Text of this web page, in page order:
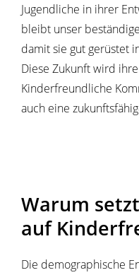
Jugendliche in ihrer
bleibt unser
damit sie gut gerüstet
Diese Zukunft wird
Kinderfreundliche
auch eine
Warum
auf
Die demographische